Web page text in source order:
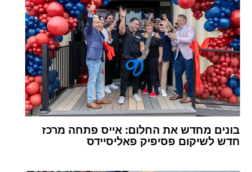
בונים מחדש את החלום: אייס פתחה מרכז
חדש לשיקום פסיפיק פאליסיידס